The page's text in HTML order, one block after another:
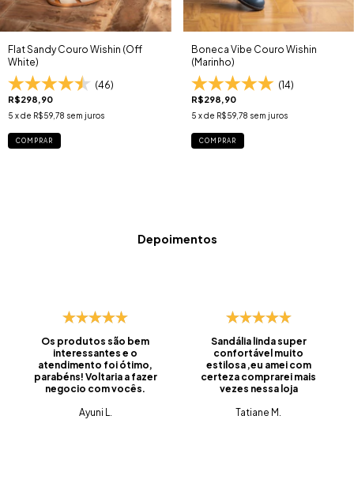
Flat Sandy Couro Wishin (Off
White)
(46)
R$298,90
5 x de R$59,78 sem juros
COMPRAR
Boneca Vibe Couro Wishin
(Marinho)
(14)
R$298,90
5 x de R$59,78 sem juros
COMPRAR
Depoimentos
Os produtos são bem
interessantes e o
atendimento foi ótimo,
parabéns! Voltaria a fazer
negocio com vocês.
Ayuni L.
Sandália linda super
confortável muito
estilosa ,eu amei com
certeza comprarei mais
vezes nessa loja
Tatiane M.